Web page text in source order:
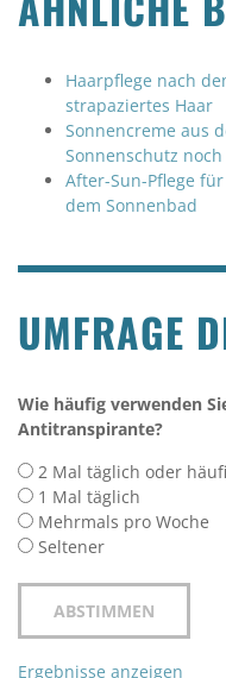
Haarpflege nach
strapaziertes Haar
Sonnencreme aus
Sonnenschutz
After-Sun-Pflege
dem Sonnenbad
UMFRAGE
Wie häufig verwenden
Antitranspirante?
2 Mal täglich oder
1 Mal täglich
Mehrmals pro Woche
Seltener
Ergebnisse anzeigen